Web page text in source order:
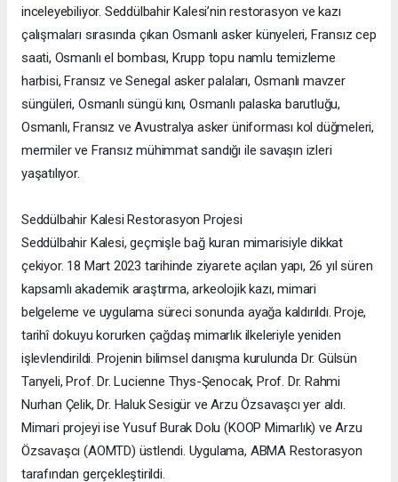
inceleyebiliyor. Seddülbahir Kalesi’nin restorasyon ve kazı
çalışmaları sırasında çıkan Osmanlı asker künyeleri, Fransız cep
saati, Osmanlı el bombası, Krupp topu namlu temizleme
harbisi, Fransız ve Senegal asker palaları, Osmanlı mavzer
süngüleri, Osmanlı süngü kını, Osmanlı palaska barutluğu,
Osmanlı, Fransız ve Avustralya asker üniforması kol düğmeleri,
mermiler ve Fransız mühimmat sandığı ile savaşın izleri
yaşatılıyor.
Seddülbahir Kalesi Restorasyon Projesi
Seddülbahir Kalesi, geçmişle bağ kuran mimarisiyle dikkat
çekiyor. 18 Mart 2023 tarihinde ziyarete açılan yapı, 26 yıl süren
kapsamlı akademik araştırma, arkeolojik kazı, mimari
belgeleme ve uygulama süreci sonunda ayağa kaldırıldı. Proje,
tarihî dokuyu korurken çağdaş mimarlık ilkeleriyle yeniden
işlevlendirildi. Projenin bilimsel danışma kurulunda Dr. Gülsün
Tanyeli, Prof. Dr. Lucienne Thys-Şenocak, Prof. Dr. Rahmi
Nurhan Çelik, Dr. Haluk Sesigür ve Arzu Özsavaşcı yer aldı.
Mimari projeyi ise Yusuf Burak Dolu (KOOP Mimarlık) ve Arzu
Özsavaşcı (AOMTD) üstlendi. Uygulama, ABMA Restorasyon
tarafından gerçekleştirildi.